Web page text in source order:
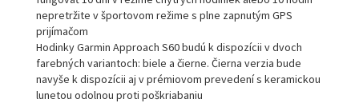
nepretržite v športovom režime s plne zapnutým GPS
prijímačom
Hodinky Garmin Approach S60 budú k dispozícii v dvoch
farebných variantoch: biele a čierne. Čierna verzia bude
navyše k dispozícii aj v prémiovom prevedení s keramickou
lunetou odolnou proti poškriabaniu